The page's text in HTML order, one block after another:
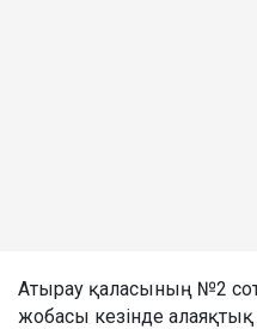
Атырау қаласының №2
жобасы кезінде